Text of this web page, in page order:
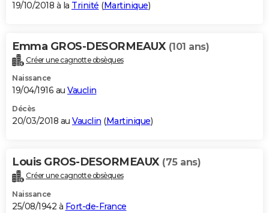
19/10/2018 à la Trinité (Martinique)
Emma GROS-DESORMEAUX (101 ans)
Créer une cagnotte obsèques
Naissance
19/04/1916 au Vauclin
Décès
20/03/2018 au Vauclin (Martinique)
Louis GROS-DESORMEAUX (75 ans)
Créer une cagnotte obsèques
Naissance
25/08/1942 à Fort-de-France